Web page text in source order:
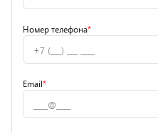
Номер телефона*
Email*